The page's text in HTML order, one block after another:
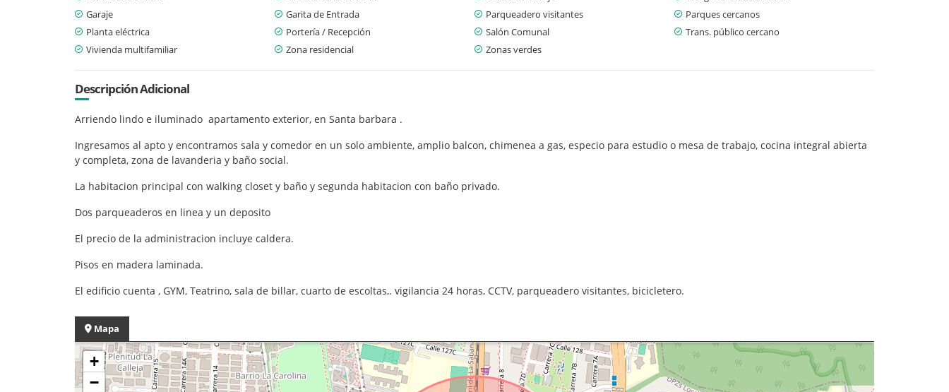
Garaje
Garita de Entrada Parqueadero visitantes
Parques cercanos
Planta eléctrica
Portería / Recepción Salón Comunal
Trans. público cercano
Vivienda multifamiliar
Zona residencial Zonas verdes
Descripción Adicional
Arriendo lindo e iluminado apartamento exterior, en Santa barbara .
Ingresamos al apto y encontramos sala y comedor en un solo ambiente, amplio balcon, chimenea a gas, especio para estudio o mesa de trabajo, cocina integral abierta
y completa, zona de lavanderia y baño social.
La habitacion principal con walking closet y baño y segunda habitacion con baño privado.
Dos parqueaderos en linea y un deposito
El precio de la administracion incluye caldera.
Pisos en madera laminada.
El edificio cuenta , GYM, Teatrino, sala de billar, cuarto de escoltas,. vigilancia 24 horas, CCTV, parqueadero visitantes, bicicletero.
Mapa
+
−